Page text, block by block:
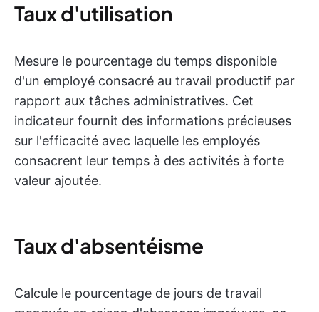
Taux d'utilisation
Mesure le pourcentage du temps disponible
d'un employé consacré au travail productif par
rapport aux tâches administratives. Cet
indicateur fournit des informations précieuses
sur l'efficacité avec laquelle les employés
consacrent leur temps à des activités à forte
valeur ajoutée.
Taux d'absentéisme
Calcule le pourcentage de jours de travail